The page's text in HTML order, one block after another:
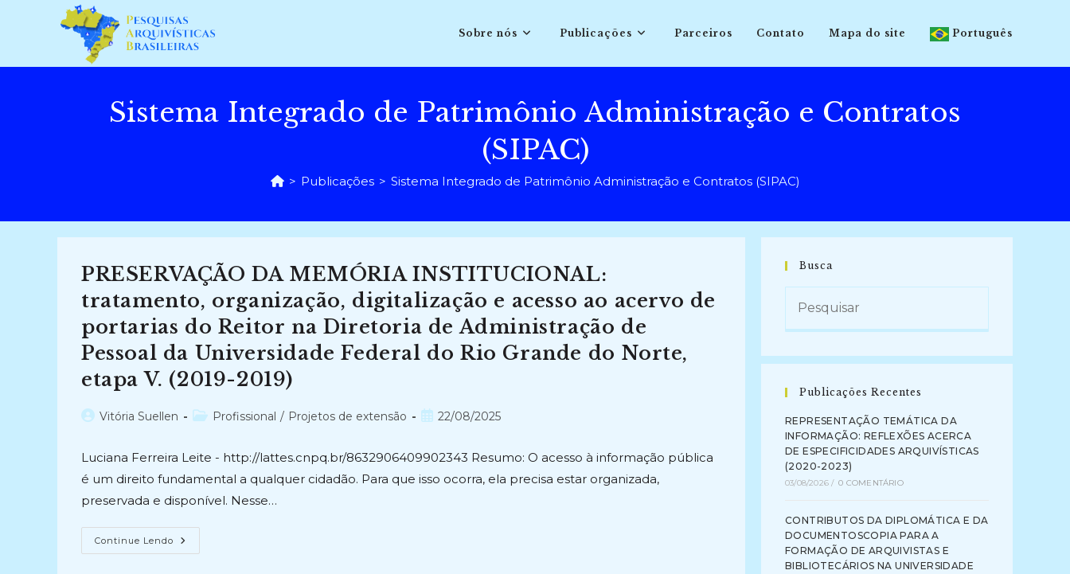
conteúdo
Sobre nós Publicações Parceiros Contato Mapa do site Português
Sistema Integrado de Patrimônio Administração e Contratos
(SIPAC)
> Publicações > Sistema Integrado de Patrimônio Administração e Contratos (SIPAC)
PRESERVAÇÃO DA MEMÓRIA INSTITUCIONAL:
tratamento, organização, digitalização e acesso ao acervo de
portarias do Reitor na Diretoria de Administração de
Pessoal da Universidade Federal do Rio Grande do Norte,
etapa V. (2019-2019)
AutorVitória Suellen
Categoria
Profissional / Projetos de extensão
Post22/08/2025
Luciana Ferreira Leite - http://lattes.cnpq.br/8632906409902343 Resumo: O acesso à informação pública
é um direito fundamental a qualquer cidadão. Para que isso ocorra, ela precisa estar organizada,
preservada e disponível. Nesse…
Continue Lendo PRESERVAÇÃO
DA
Busca
Publicações Recentes
REPRESENTAÇÃO TEMÁTICA DA
INFORMAÇÃO: REFLEXÕES ACERCA
DE ESPECIFICIDADES ARQUIVÍSTICAS
(2020-2023)
03/08/2026 / 0 COMENTÁRIO
CONTRIBUTOS DA DIPLOMÁTICA E DA
DOCUMENTOSCOPIA PARA A
FORMAÇÃO DE ARQUIVISTAS E
BIBLIOTECÁRIOS NA UNIVERSIDADE